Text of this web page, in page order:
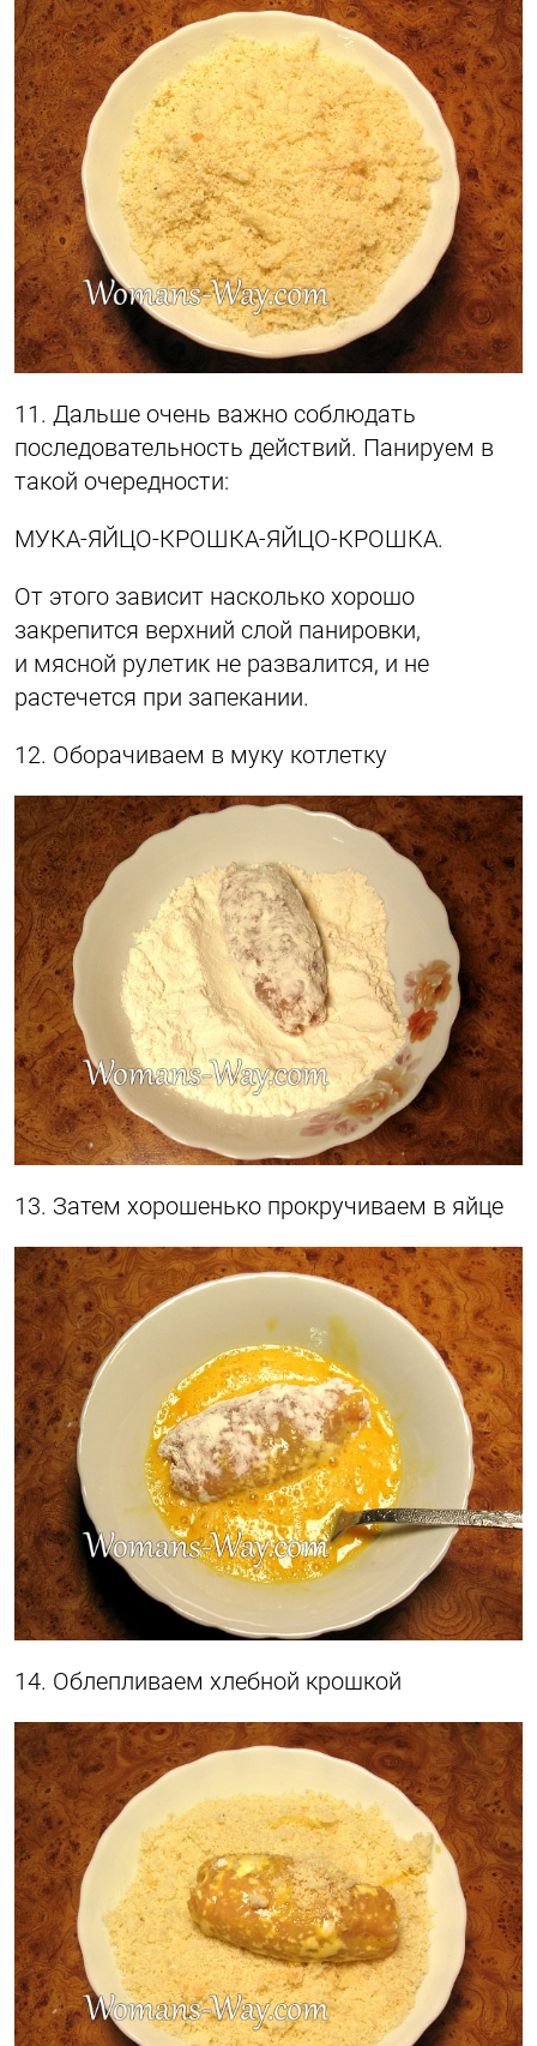
11. Дальше очень важно соблюдать
последовательность действий. Панируем в
такой очередности:
МУКА-ЯЙЦО-КРОШКА-ЯЙЦО-КРОШКА.
От этого зависит насколько хорошо
закрепится верхний слой панировки,
и мясной рулетик не развалится, и не
растечется при запекании.
12. Оборачиваем в муку котлетку
13. Затем хорошенько прокручиваем в яйце
14. Облепливаем хлебной крошкой